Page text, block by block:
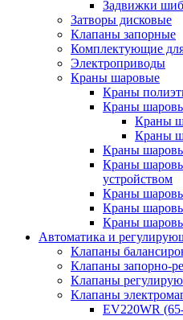
Задвижки
Затворы дисковые
Клапаны запорные
Комплектующие
Электроприводы
Краны шаровые
Краны
Краны
Краны
Краны
Краны
Краны
устройством
Краны
Краны
Краны
Автоматика и
Клапаны
Клапаны запорно-
Клапаны
Клапаны
EV220WR